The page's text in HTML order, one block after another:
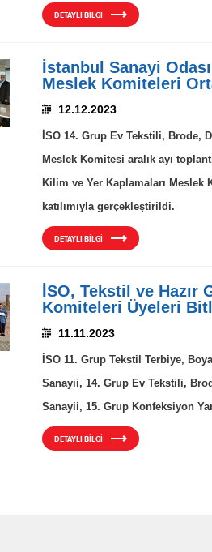
DETAYLI BİLGİ
İstanbul Sanayi
Meslek Komiteleri
12.12.2023
İSO 14. Grup Ev Tekstili, Brode,
Meslek Komitesi aralık ayı
Kilim ve Yer Kaplamaları
katılımıyla gerçekleştirildi.
DETAYLI BİLGİ
İSO, Tekstil ve Hazır
Komiteleri Üyeleri
11.11.2023
İSO 11. Grup Tekstil Terbiye,
Sanayii, 14. Grup Ev Tekstili,
Sanayii, 15. Grup Konfeksiyon
DETAYLI BİLGİ